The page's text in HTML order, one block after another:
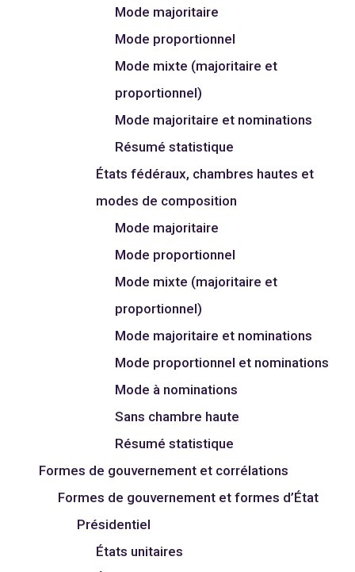
Mode majoritaire
Mode proportionnel
Mode mixte (majoritaire et
proportionnel)
Mode majoritaire et nominations
Résumé statistique
États fédéraux, chambres hautes et
modes de composition
Mode majoritaire
Mode proportionnel
Mode mixte (majoritaire et
proportionnel)
Mode majoritaire et nominations
Mode proportionnel et nominations
Mode à nominations
Sans chambre haute
Résumé statistique
Formes de gouvernement et corrélations
Formes de gouvernement et formes d’État
Présidentiel
États unitaires